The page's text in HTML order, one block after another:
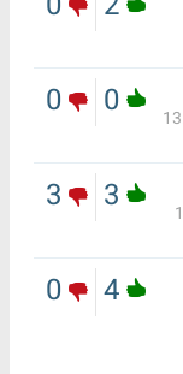
0
0
3
3
4
0